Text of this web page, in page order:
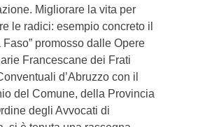
Migliorare la vita per
le radici: esempio concreto il
Faso” promosso dalle Opere
Francescane dei Frati
d’Abruzzo con il
del Comune, della Provincia
degli Avvocati di